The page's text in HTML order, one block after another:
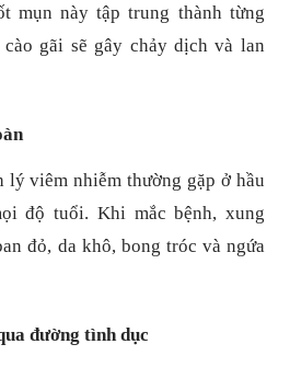
mụn này tập trung thành từng
gãi sẽ gây chảy dịch và lan
lý viêm nhiễm thường gặp ở hầu
độ tuổi. Khi mắc bệnh, xung
đỏ, da khô, bong tróc và ngứa
đường tình dục